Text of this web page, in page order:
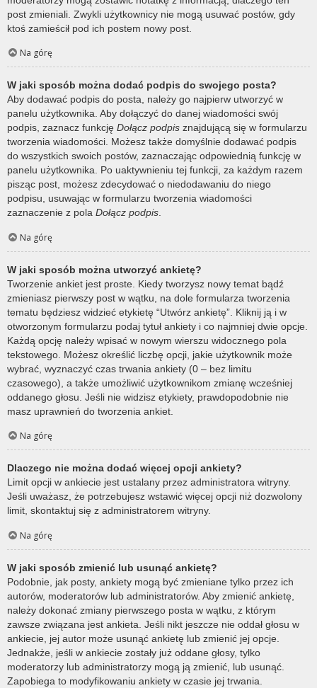
post zmieniali. Zwykli użytkownicy nie mogą usuwać postów, gdy
ktoś zamieścił pod ich postem nowy post.
Na górę
W jaki sposób można dodać podpis do swojego posta?
Aby dodawać podpis do posta, należy go najpierw utworzyć w
panelu użytkownika. Aby dołączyć do danej wiadomości swój
podpis, zaznacz funkcję Dołącz podpis znajdującą się w formularzu
tworzenia wiadomości. Możesz także domyślnie dodawać podpis
do wszystkich swoich postów, zaznaczając odpowiednią funkcję w
panelu użytkownika. Po uaktywnieniu tej funkcji, za każdym razem
pisząc post, możesz zdecydować o niedodawaniu do niego
podpisu, usuwając w formularzu tworzenia wiadomości
zaznaczenie z pola Dołącz podpis.
Na górę
W jaki sposób można utworzyć ankietę?
Tworzenie ankiet jest proste. Kiedy tworzysz nowy temat bądź
zmieniasz pierwszy post w wątku, na dole formularza tworzenia
tematu będziesz widzieć etykietę “Utwórz ankietę”. Kliknij ją i w
otworzonym formularzu podaj tytuł ankiety i co najmniej dwie opcje.
Każdą opcję należy wpisać w nowym wierszu widocznego pola
tekstowego. Możesz określić liczbę opcji, jakie użytkownik może
wybrać, wyznaczyć czas trwania ankiety (0 – bez limitu
czasowego), a także umożliwić użytkownikom zmianę wcześniej
oddanego głosu. Jeśli nie widzisz etykiety, prawdopodobnie nie
masz uprawnień do tworzenia ankiet.
Na górę
Dlaczego nie można dodać więcej opcji ankiety?
Limit opcji w ankiecie jest ustalany przez administratora witryny.
Jeśli uważasz, że potrzebujesz wstawić więcej opcji niż dozwolony
limit, skontaktuj się z administratorem witryny.
Na górę
W jaki sposób zmienić lub usunąć ankietę?
Podobnie, jak posty, ankiety mogą być zmieniane tylko przez ich
autorów, moderatorów lub administratorów. Aby zmienić ankietę,
należy dokonać zmiany pierwszego posta w wątku, z którym
zawsze związana jest ankieta. Jeśli nikt jeszcze nie oddał głosu w
ankiecie, jej autor może usunąć ankietę lub zmienić jej opcje.
Jednakże, jeśli w ankiecie zostały już oddane głosy, tylko
moderatorzy lub administratorzy mogą ją zmienić, lub usunąć.
Zapobiega to modyfikowaniu ankiety w czasie jej trwania.